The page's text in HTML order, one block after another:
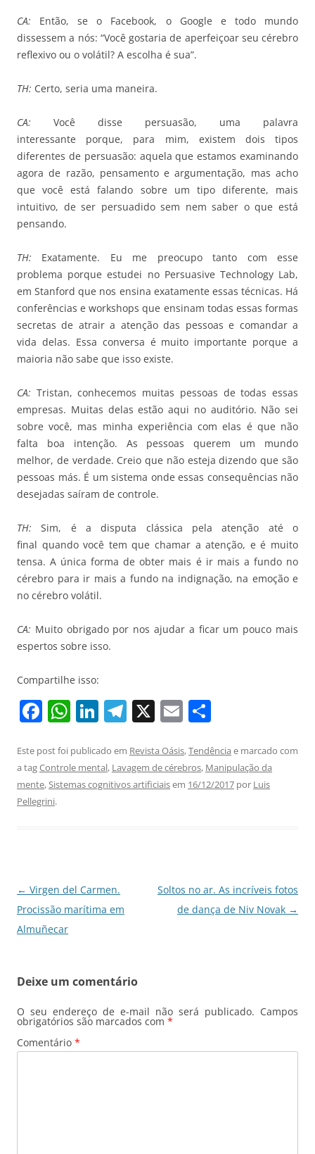
CA: Então, se o Facebook, o Google e todo mundo
dissessem a nós: “Você gostaria de aperfeiçoar seu cérebro
reflexivo ou o volátil? A escolha é sua”.
TH: Certo, seria uma maneira.
CA: Você disse persuasão, uma palavra
interessante porque, para mim, existem dois tipos
diferentes de persuasão: aquela que estamos examinando
agora de razão, pensamento e argumentação, mas acho
que você está falando sobre um tipo diferente, mais
intuitivo, de ser persuadido sem nem saber o que está
pensando.
TH: Exatamente. Eu me preocupo tanto com esse
problema porque estudei no Persuasive Technology Lab,
em Stanford que nos ensina exatamente essas técnicas. Há
conferências e workshops que ensinam todas essas formas
secretas de atrair a atenção das pessoas e comandar a
vida delas. Essa conversa é muito importante porque a
maioria não sabe que isso existe.
CA: Tristan, conhecemos muitas pessoas de todas essas
empresas. Muitas delas estão aqui no auditório. Não sei
sobre você, mas minha experiência com elas é que não
falta boa intenção. As pessoas querem um mundo
melhor, de verdade. Creio que não esteja dizendo que são
pessoas más. É um sistema onde essas consequências não
desejadas saíram de controle.
TH: Sim, é a disputa clássica pela atenção até o
final quando você tem que chamar a atenção, e é muito
tensa. A única forma de obter mais é ir mais a fundo no
cérebro para ir mais a fundo na indignação, na emoção e
no cérebro volátil.
CA: Muito obrigado por nos ajudar a ficar um pouco mais
espertos sobre isso.
Compartilhe isso:
F
c
e
b
W
at
s
Li
k
e
T
e
gr
X E
ai
l
ar
e
Este post foi publicado em Revista Oásis,Tendência e marcado com
a tagControle mental, Lavagem de cérebros, Manipulação da
mente,Sistemas cognitivos artificiaisem 16/12/2017 por Luis
Pellegrini.
Navegação
de
posts
← Virgen del Carmen.
Procissão marítima em
Almuñecar
Soltos no ar. As incríveis fotos
de dança de Niv Novak →
Deixe um comentário
O seu endereço de e-mail não será publicado. Campos
obrigatórios são marcados com *
Comentário *